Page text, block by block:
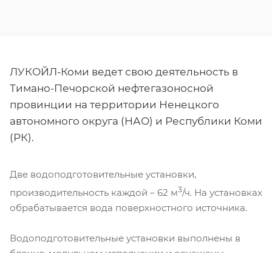
ЛУКОЙЛ-Коми ведет свою деятельность в
Тимано-Печорской нефтегазоносной
провинции на территории Ненецкого
автономного округа (НАО) и Республики Коми
(РК).
Две водоподготовительные установки,
производительность каждой – 62 м3/ч. На установках
обрабатывается вода поверхностного источника.
Водоподготовительные установки выполнены в